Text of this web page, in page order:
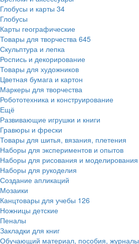
Глобусы и карты 34
Глобусы
Карты географические
Товары для творчества 645
Скульптура и лепка
Роспись и декорирование
Товары для художников
Цветная бумага и картон
Маркеры для творчества
Робототехника и конструирование
Ещё
Развивающие игрушки и книги
Гравюры и фрески
Товары для шитья, вязания, плетения
Наборы для экспериментов и опытов
Наборы для рисования и моделирования
Наборы для рукоделия
Создание апликаций
Мозаики
Канцтовары для учебы 126
Ножницы детские
Пеналы
Закладки для книг
Обучающий материал, пособия, журналы